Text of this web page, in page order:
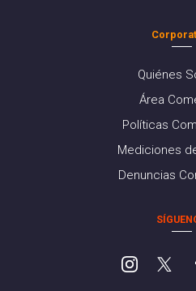
Quiénes
Área
Políticas
Mediciones
Denuncias